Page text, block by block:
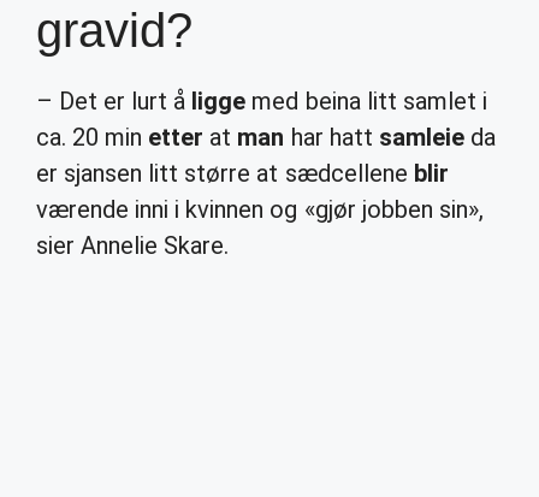
gravid?
– Det er lurt å ligge med beina litt samlet i
ca. 20 min etter at man har hatt samleieda
er sjansen litt større at sædcellene blir
værende inni i kvinnen og «gjør jobben sin»,
sier Annelie Skare.